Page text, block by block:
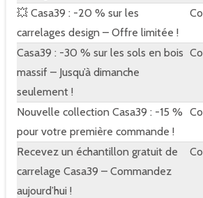
💥 Casa39 : -20 % sur les
carrelages design – Offre limitée !
Casa39 : -30 % sur les sols en bois
massif – Jusqu’à dimanche
seulement !
Nouvelle collection Casa39 : -15 %
pour votre première commande !
Recevez un échantillon gratuit de
carrelage Casa39 – Commandez
aujourd’hui !